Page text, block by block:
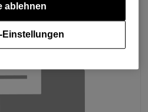
Einstellungen
ablehnen